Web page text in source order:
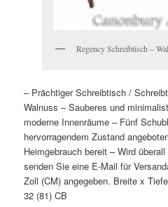
Regency Schreibtisch –
– Prächtiger Schreibtisch /
Walnuss – Sauberes und
moderne Innenräume – Fünf
hervorragendem Zustand
Heimgebrauch bereit – Wird
senden Sie eine E-Mail für
Zoll (CM) angegeben. Breite x
32 (81) CB